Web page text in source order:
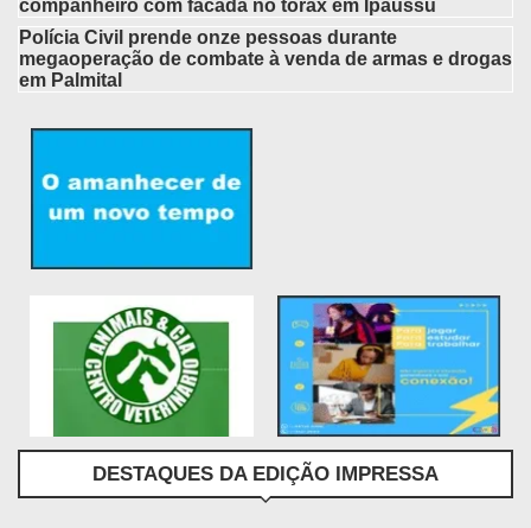
companheiro com facada no tórax em Ipaussu
Polícia Civil prende onze pessoas durante
megaoperação de combate à venda de armas e drogas
em Palmital
DESTAQUES DA EDIÇÃO IMPRESSA